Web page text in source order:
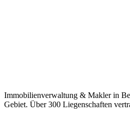
Immobilienverwaltung & Makler in
Gebiet. Über 300 Liegenschaften